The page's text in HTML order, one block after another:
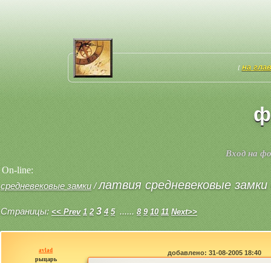
[ на
Вход на
On-line:
средневековые замки/латвия средневековые
Страницы:<< Prev 1 2 3 4 5...... 8 9 10 11 Next>>
avlad
рыцарь
добавлено: 31-08-2005 18:40